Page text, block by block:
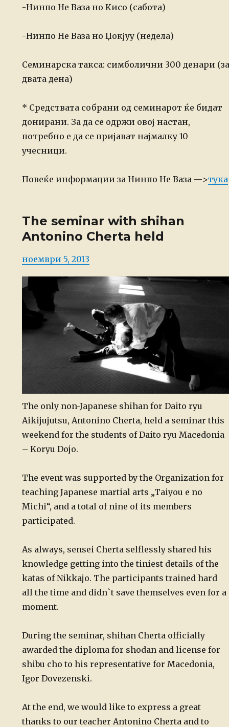
-Нинпо Не Ваза но Кисо (сабота)
-Нинпо Не Ваза но Џокјуу (недела)
Семинарска такса: симболични 300 денари (за
двата дена)
* Средствата собрани од семинарот ќе бидат
донирани. За да се одржи овој настан,
потребно е да се пријават најмалку 10
учесници.
Повеќе информации за Нинпо Не Ваза —>тука
The seminar with shihan
Antonino Cherta held
Posted
ноември 5, 2013
The only non-Japanese shihan for Daito ryu
Aikijujutsu, Antonino Cherta, held a seminar this
weekend for the students of Daito ryu Macedonia
– Koryu Dojo.
The event was supported by the Organization for
teaching Japanese martial arts „Taiyou e no
Michi“, and a total of nine of its members
participated.
As always, sensei Cherta selflessly shared his
knowledge getting into the tiniest details of the
katas of Nikkajo. The participants trained hard
all the time and didn`t save themselves even for a
moment.
During the seminar, shihan Cherta officially
awarded the diploma for shodan and license for
shibu cho to his representative for Macedonia,
Igor Dovezenski.
At the end, we would like to express a great
thanks to our teacher Antonino Cherta and to